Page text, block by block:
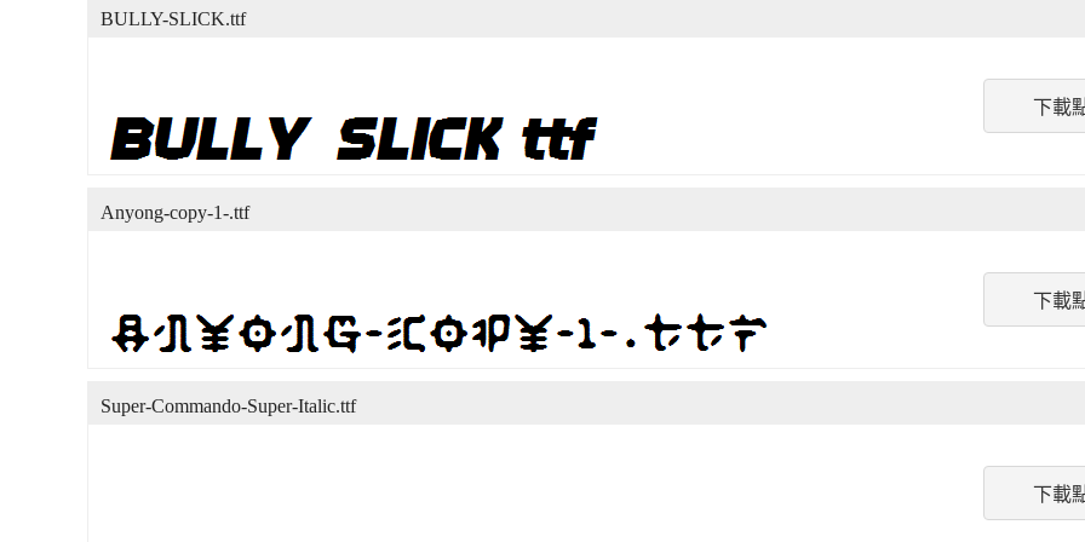
下載
BULLY-SLICK.ttf
下載
Anyong-copy-1-.ttf
下載
Super-Commando-Super-Italic.ttf